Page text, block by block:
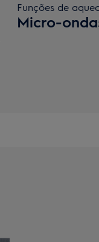
Funções de
Micro-